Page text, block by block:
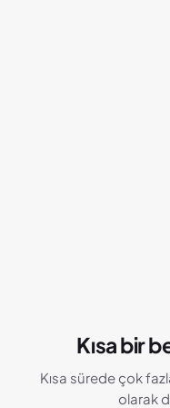
Kısa bir
Kısa sürede çok
olarak